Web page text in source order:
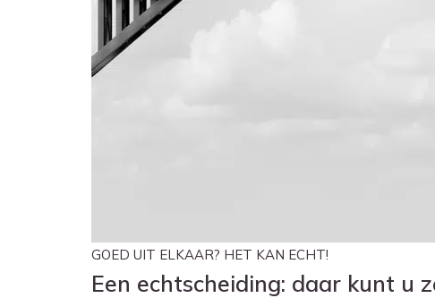
GOED UIT ELKAAR? HET KAN ECHT!
Een echtscheiding: daar kunt u